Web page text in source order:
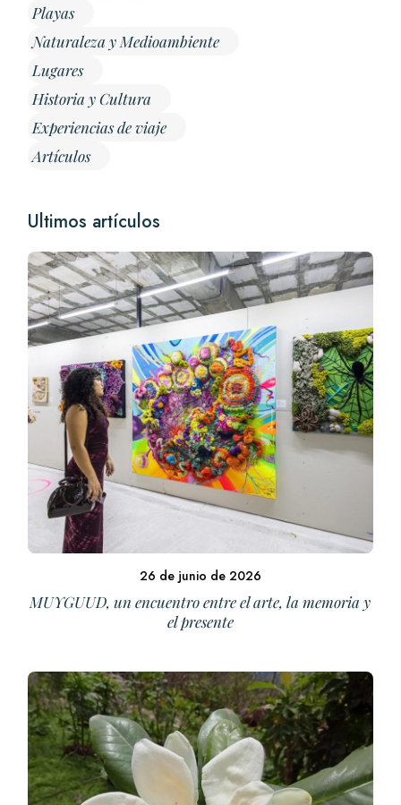
Playas
Naturaleza y Medioambiente
Lugares
Historia y Cultura
Experiencias de viaje
Artículos
Ultimos artículos
26 de junio de 2026
MUYGUUD, un encuentro entre el arte, la memoria y
el presente